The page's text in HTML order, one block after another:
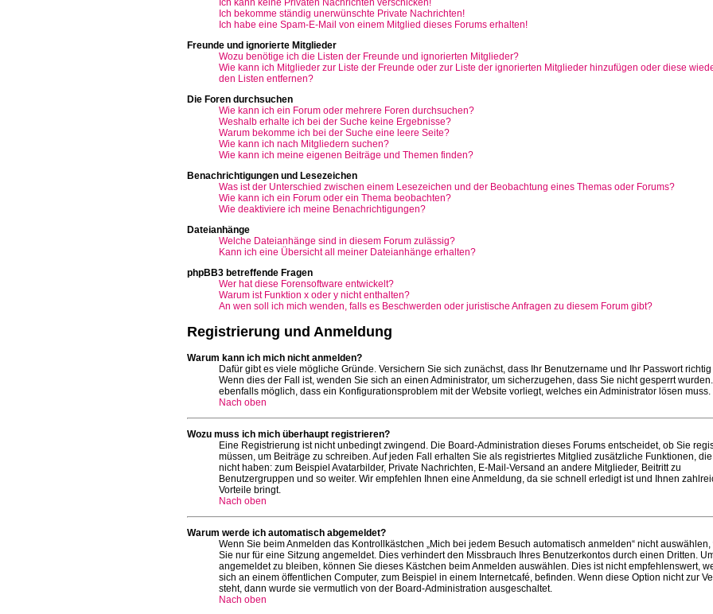
Ich kann keine Privaten Nachrichten verschicken!
Ich bekomme ständig unerwünschte Private Nachrichten!
Ich habe eine Spam-E-Mail von einem Mitglied dieses Forums erhalten!
Freunde und ignorierte Mitglieder
Wozu benötige ich die Listen der Freunde und ignorierten Mitglieder?
Wie kann ich Mitglieder zur Liste der Freunde oder zur Liste der ignorierten Mitglieder hinzufügen oder diese
den Listen entfernen?
Die Foren durchsuchen
Wie kann ich ein Forum oder mehrere Foren durchsuchen?
Weshalb erhalte ich bei der Suche keine Ergebnisse?
Warum bekomme ich bei der Suche eine leere Seite?
Wie kann ich nach Mitgliedern suchen?
Wie kann ich meine eigenen Beiträge und Themen finden?
Benachrichtigungen und Lesezeichen
Was ist der Unterschied zwischen einem Lesezeichen und der Beobachtung eines Themas oder Forums?
Wie kann ich ein Forum oder ein Thema beobachten?
Wie deaktiviere ich meine Benachrichtigungen?
Dateianhänge
Welche Dateianhänge sind in diesem Forum zulässig?
Kann ich eine Übersicht all meiner Dateianhänge erhalten?
phpBB3 betreffende Fragen
Wer hat diese Forensoftware entwickelt?
Warum ist Funktion x oder y nicht enthalten?
An wen soll ich mich wenden, falls es Beschwerden oder juristische Anfragen zu diesem Forum gibt?
Registrierung und Anmeldung
Warum kann ich mich nicht anmelden?
Dafür gibt es viele mögliche Gründe. Versichern Sie sich zunächst, dass Ihr Benutzername und Ihr Passwort richtig
Wenn dies der Fall ist, wenden Sie sich an einen Administrator, um sicherzugehen, dass Sie nicht gesperrt
ebenfalls möglich, dass ein Konfigurationsproblem mit der Website vorliegt, welches ein Administrator lösen muss.
Nach oben
Wozu muss ich mich überhaupt registrieren?
Eine Registrierung ist nicht unbedingt zwingend. Die Board-Administration dieses Forums entscheidet, ob Sie
müssen, um Beiträge zu schreiben. Auf jeden Fall erhalten Sie als registriertes Mitglied zusätzliche Funktionen, die
nicht haben: zum Beispiel Avatarbilder, Private Nachrichten, E-Mail-Versand an andere Mitglieder, Beitritt zu
Benutzergruppen und so weiter. Wir empfehlen Ihnen eine Anmeldung, da sie schnell erledigt ist und Ihnen
Vorteile bringt.
Nach oben
Warum werde ich automatisch abgemeldet?
Wenn Sie beim Anmelden das Kontrollkästchen „Mich bei jedem Besuch automatisch anmelden“ nicht auswählen,
Sie nur für eine Sitzung angemeldet. Dies verhindert den Missbrauch Ihres Benutzerkontos durch einen Dritten.
angemeldet zu bleiben, können Sie dieses Kästchen beim Anmelden auswählen. Dies ist nicht empfehlenswert,
sich an einem öffentlichen Computer, zum Beispiel in einem Internetcafé, befinden. Wenn diese Option nicht zur
steht, dann wurde sie vermutlich von der Board-Administration ausgeschaltet.
Nach oben